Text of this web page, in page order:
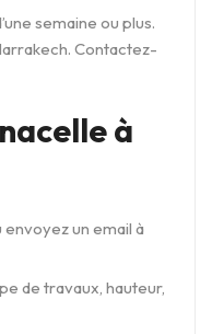
semaine ou plus.
Contactez-
à
envoyez un email à
de travaux, hauteur,